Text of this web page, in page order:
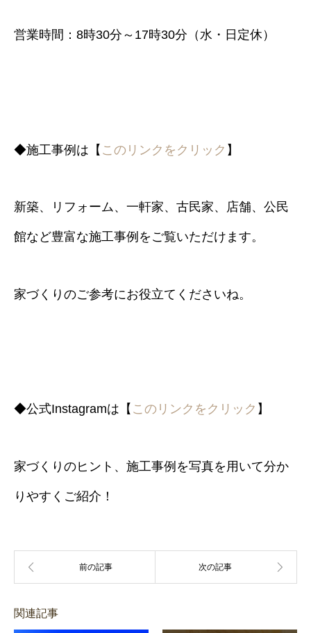
営業時間：8時30分～17時30分（水・日定休）
◆施工事例は【 このリンクをクリック 】
新築、リフォーム、一軒家、古民家、店舗、公民
館など豊富な施工事例をご覧いただけます。
家づくりのご参考にお役立てくださいね。
◆公式Instagramは【 このリンクをクリック 】
家づくりのヒント、施工事例を写真を用いて分か
りやすくご紹介！
関連記事